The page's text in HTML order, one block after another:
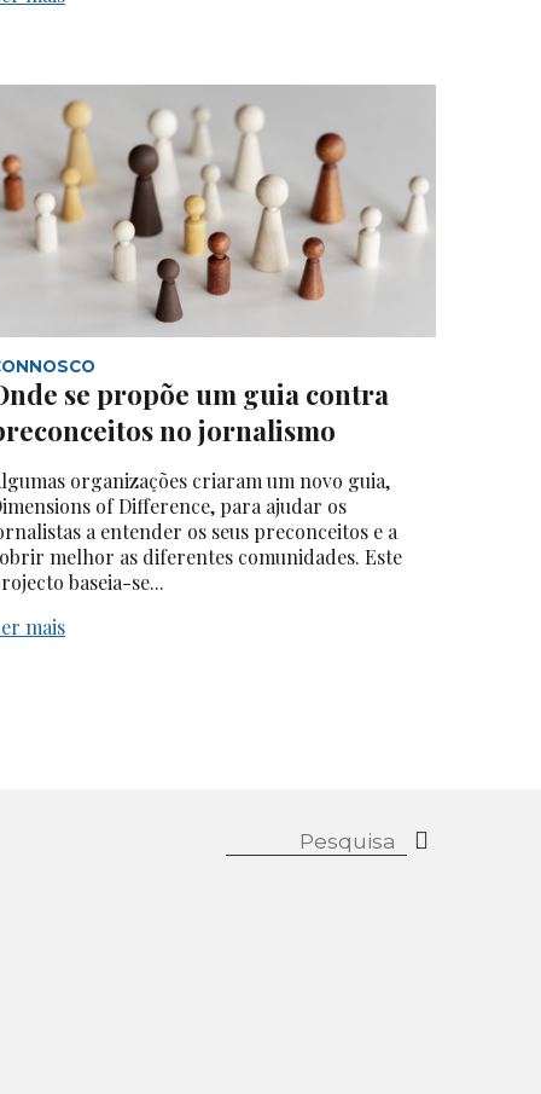
se propõe um guia contra
no jornalismo
organizações criaram um novo guia,
of Difference, para ajudar os
a entender os seus preconceitos e a
melhor as diferentes comunidades. Este
baseia-se...
mais